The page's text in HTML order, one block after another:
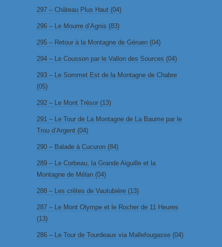
297 – Château Plus Haut (04)
296 – Le Mourre d’Agnis (83)
295 – Retour à la Montagne de Géruen (04)
294 – Le Cousson par le Vallon des Sources (04)
293 – Le Sommet Est de la Montagne de Chabre
(05)
292 – Le Mont Trésor (13)
291 – Le Tour de La Montagne de La Baume par le
Trou d’Argent (04)
290 – Balade à Cucuron (84)
289 – Le Corbeau, la Grande Aiguille et la
Montagne de Mélan (04)
288 – Les crêtes de Vautubière (13)
287 – Le Mont Olympe et le Rocher de 11 Heures
(13)
286 – Le Tour de Tourdeaux via Mallefougasse (04)